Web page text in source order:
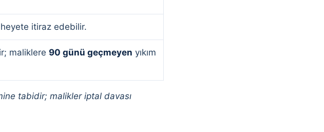
itiraz edebilir.
maliklere 90 günü geçmeyen yıkım
tabidir; malikler iptal davası